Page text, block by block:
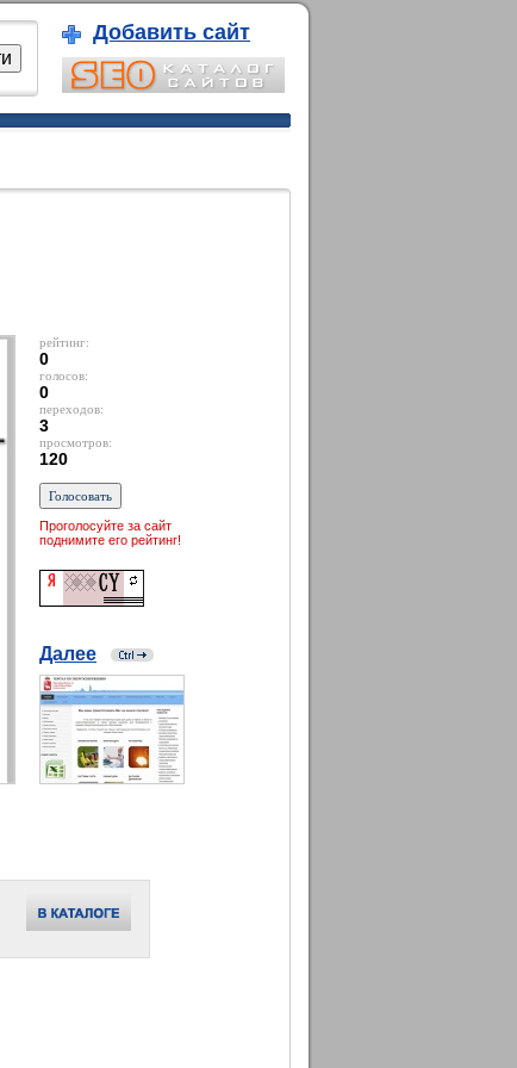
Добавить сайт
рейтинг:
0
голосов:
0
переходов:
3
просмотров:
120
Проголосуйте за сайт
поднимите его рейтинг!
Далее